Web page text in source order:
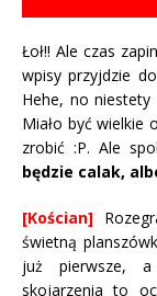
Łoł!! Ale czas
wpisy przyjdzie
Hehe, no niestety
Miało być wielkie
zrobić :P. Ale
będzie calak,
[Kościan]
świetną
już pierwsze,
skojarzenia to